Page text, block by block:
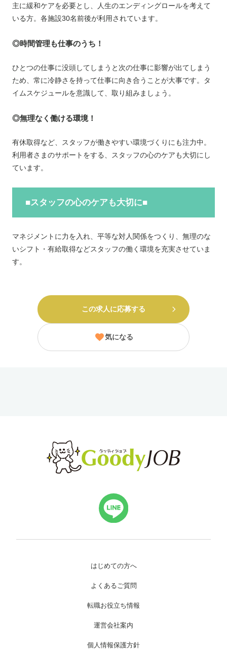
主に緩和ケアを必要とし、人生のエンディングロールを考えて
いる方。各施設30名前後が利用されています。
◎時間管理も仕事のうち！
ひとつの仕事に没頭してしまうと次の仕事に影響が出てしまう
ため、常に冷静さを持って仕事に向き合うことが大事です。タ
イムスケジュールを意識して、取り組みましょう。
◎無理なく働ける環境！
有休取得など、スタッフが働きやすい環境づくりにも注力中。
利用者さまのサポートをする、スタッフの心のケアも大切にし
ています。
■スタッフの心のケアも大切に■
マネジメントに力を入れ、平等な対人関係をつくり、無理のな
いシフト・有給取得などスタッフの働く環境を充実させていま
す。
この求人に応募する
気になる
はじめての方へ
よくあるご質問
転職お役立ち情報
運営会社案内
個人情報保護方針